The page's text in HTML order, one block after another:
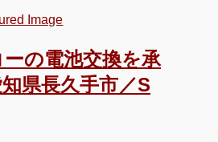
の電池交換を承
県長久手市／S